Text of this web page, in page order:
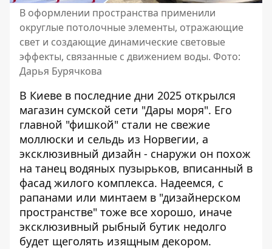
В оформлении пространства применили
округлые потолочные элементы, отражающие
свет и создающие динамические световые
эффекты, связанные с движением воды. Фото:
Дарья Бурячкова
В Киеве в последние дни 2025 открылся
магазин сумской сети "Дары моря". Его
главной "фишкой" стали не свежие
моллюски и сельдь из Норвегии, а
эксклюзивный дизайн - снаружи он похож
на танец водяных пузырьков, вписанный в
фасад жилого комплекса. Надеемся, с
рапанами или минтаем в "дизайнерском
пространстве" тоже все хорошо, иначе
эксклюзивный рыбный бутик недолго
будет щеголять изящным декором.